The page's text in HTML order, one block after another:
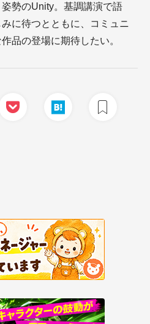
勢のUnity。基調講演で語
に待つとともに、コミュニ
品の登場に期待したい。